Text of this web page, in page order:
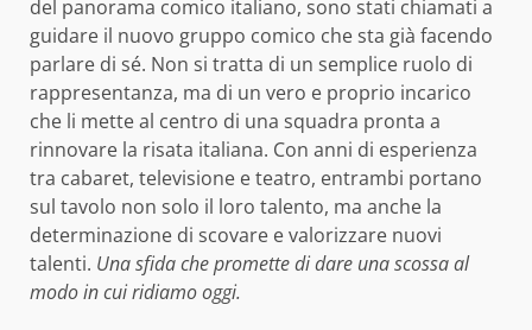
del panorama comico italiano, sono stati chiamati a
guidare il nuovo gruppo comico che sta già facendo
parlare di sé. Non si tratta di un semplice ruolo di
rappresentanza, ma di un vero e proprio incarico
che li mette al centro di una squadra pronta a
rinnovare la risata italiana. Con anni di esperienza
tra cabaret, televisione e teatro, entrambi portano
sul tavolo non solo il loro talento, ma anche la
determinazione di scovare e valorizzare nuovi
talenti. Una sfida che promette di dare una scossa al
modo in cui ridiamo oggi.